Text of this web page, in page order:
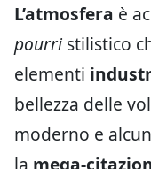
L’atmosfera è
pourri stilistico
elementi
bellezza delle
moderno e
la mega-